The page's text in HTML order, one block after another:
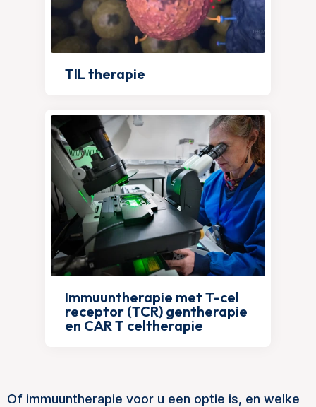
TIL therapie
Immuuntherapie met T-cel
receptor (TCR) gentherapie
en CAR T celtherapie
Of immuuntherapie voor u een optie is, en welke